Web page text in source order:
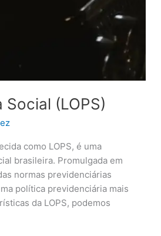
(LOPS)
como LOPS, é uma
brasileira. Promulgada em
normas previdenciárias
política previdenciária mais
da LOPS, podemos